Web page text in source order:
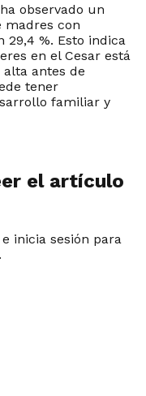
observado un
madres con
%. Esto indica
en el Cesar está
antes de
tener
familiar y
el artículo
inicia sesión para